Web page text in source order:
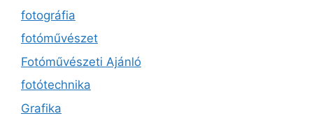
fotográfia
fotóművészet
Fotóművészeti Ajánló
fotótechnika
Grafika